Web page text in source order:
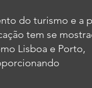
do turismo e a
tem se
Lisboa e Porto,